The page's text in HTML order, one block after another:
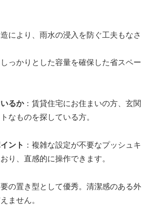
により、雨水の浸入を防ぐ工夫もなさ
っかりとした容量を確保した省スペー
るか：賃貸住宅にお住まいの方、玄関
なものを探している方。
ント ：複雑な設定が不要なプッシュキ
り、直感的に操作できます。
要の置き型として優秀。清潔感のある外
ません。